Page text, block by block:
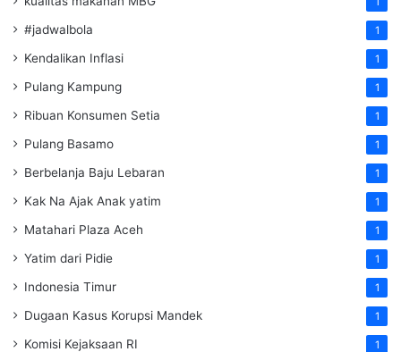
#jadwalbola 1
Kendalikan Inflasi 1
Pulang Kampung 1
Ribuan Konsumen Setia 1
Pulang Basamo 1
Berbelanja Baju Lebaran 1
Kak Na Ajak Anak yatim 1
Matahari Plaza Aceh 1
Yatim dari Pidie 1
Indonesia Timur 1
Dugaan Kasus Korupsi Mandek 1
Komisi Kejaksaan RI 1